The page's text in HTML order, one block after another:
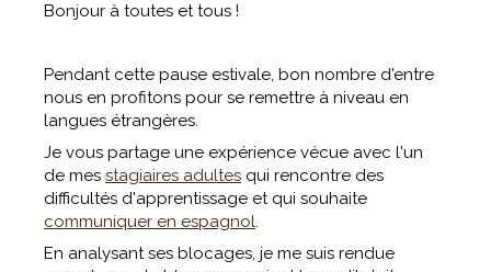
Bonjour à toutes et tous !
Pendant cette pause estivale, bon nombre d'entre
nous en profitons pour se remettre à niveau en
langues étrangères.
Je vous partage une expérience vécue avec l'un
de mes stagiaires adultes qui rencontre des
difficultés d'apprentissage et qui souhaite
communiquer en espagnol.
En analysant ses blocages, je me suis rendue